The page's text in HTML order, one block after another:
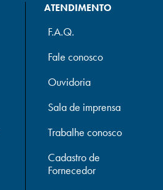
ATENDIMENTO
F.A.Q.
Fale conosco
Ouvidoria
Sala de imprensa
Trabalhe conosco
Cadastro de
Fornecedor